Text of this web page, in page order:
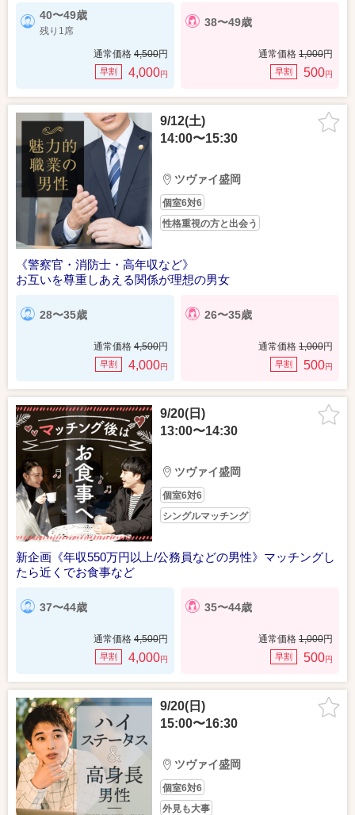
40〜49歳
残り1席
通常価格 4,500円
早割 4,000円
38〜49歳
通常価格 1,000円
早割 500円
9/12(土)
14:00〜15:30
ツヴァイ盛岡
個室6対6
性格重視の方と出会う
《警察官・消防士・高年収など》
お互いを尊重しあえる関係が理想の男女
28〜35歳
通常価格 4,500円
早割 4,000円
26〜35歳
通常価格 1,000円
早割 500円
9/20(日)
13:00〜14:30
ツヴァイ盛岡
個室6対6
シングルマッチング
新企画《年収550万円以上/公務員などの男性》マッチングし
たら近くでお食事など
37〜44歳
通常価格 4,500円
早割 4,000円
35〜44歳
通常価格 1,000円
早割 500円
9/20(日)
15:00〜16:30
ツヴァイ盛岡
個室6対6
外見も大事